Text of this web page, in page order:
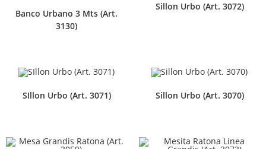
Banco Urbano 3 Mts (Art.
3130)
Sillon Urbo (Art. 3072)
SIllon Urbo (Art. 3071) Sillon Urbo (Art. 3070)